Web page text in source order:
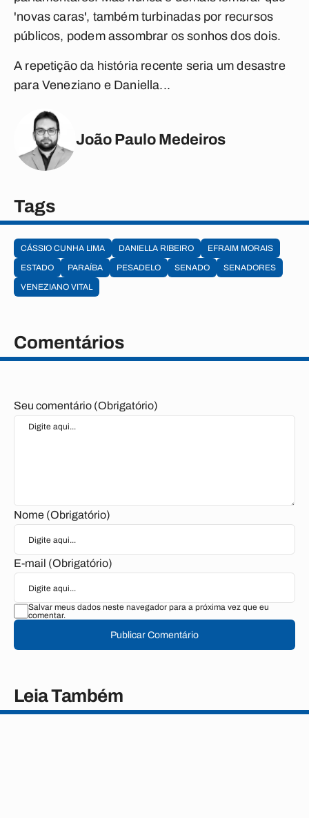
'novas caras', também turbinadas por recursos
públicos, podem assombrar os sonhos dos dois.
A repetição da história recente seria um desastre
para Veneziano e Daniella...
João Paulo Medeiros
Tags
CÁSSIO CUNHA LIMA DANIELLA RIBEIRO
EFRAIM MORAIS
ESTADO
PARAÍBA PESADELO SENADO
SENADORES
VENEZIANO VITAL
Comentários
Seu comentário (Obrigatório)
Nome (Obrigatório)
E-mail (Obrigatório)
Salvar meus dados neste navegador para a próxima vez que eu
comentar.
Publicar Comentário
Leia Também